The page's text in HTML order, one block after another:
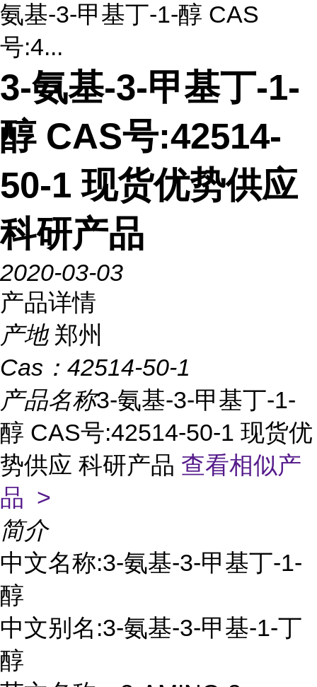
氨基-3-甲基丁-1-醇 CAS
号:4...
3-氨基-3-甲基丁-1-
醇 CAS号:42514-
50-1 现货优势供应
科研产品
2020-03-03
产品详情
产地 郑州
Cas： 42514-50-1
产品名称3-氨基-3-甲基丁-1-
醇 CAS号:42514-50-1 现货优
势供应 科研产品 查看相似产
品 >
简介
中文名称:3-氨基-3-甲基丁-1-
醇
中文别名:3-氨基-3-甲基-1-丁
醇